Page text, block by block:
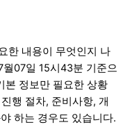
한 내용이 무엇인지 나
07일 15시43분 기준으
본 정보만 필요한 상황
행 절차, 준비사항, 개
하는 경우도 있습니다.